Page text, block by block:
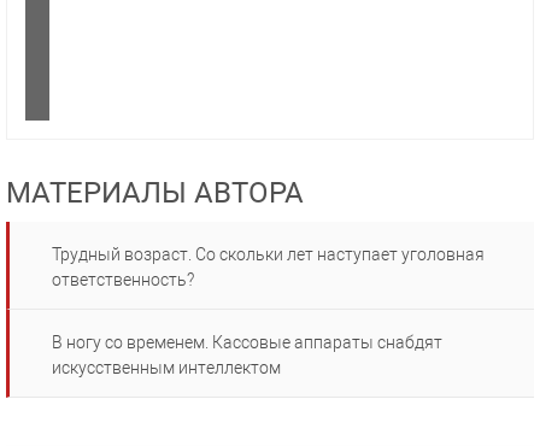
МАТЕРИАЛЫ АВТОРА
Трудный возраст. Со скольки лет наступает уголовная
ответственность?
В ногу со временем. Кассовые аппараты снабдят
искусственным интеллектом